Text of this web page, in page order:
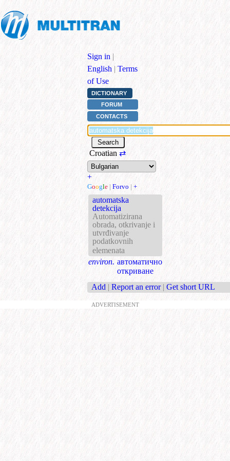
Sign in |
English | Terms
of Use
DICTIONARY
FORUM
CONTACTS
Croatian ⇄
+
Google | Forvo | +
automatska
detekcija
Automatizirana
obrada, otkrivanje i
utvrđivanje
podatkovnih
elemenata
environ. автоматично
откриване
Add | Report an error | Get short URL
ADVERTISEMENT